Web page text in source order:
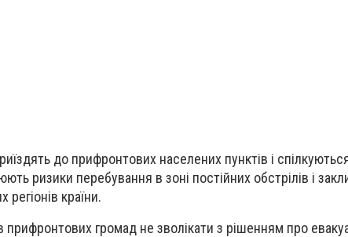
до прифронтових населених пунктів і
ризики перебування в зоні постійних обстрілів і
країни.
громад не зволікати з рішенням про